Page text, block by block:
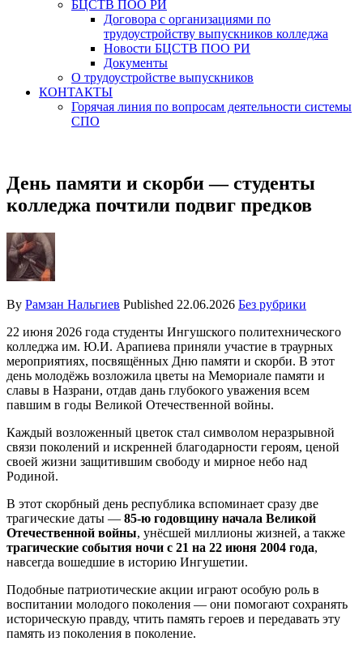
БЦСТВ ПОО РИ
Договора с организациями по
трудоустройству выпускников колледжа
Новости БЦСТВ ПОО РИ
Документы
О трудоустройстве выпускников
КОНТАКТЫ
Горячая линия по вопросам деятельности системы
СПО
День памяти и скорби — студенты
колледжа почтили подвиг предков
By Рамзан Нальгиев Published 22.06.2026 Без рубрики
22 июня 2026 года студенты Ингушского политехнического
колледжа им. Ю.И. Арапиева приняли участие в траурных
мероприятиях, посвящённых Дню памяти и скорби. В этот
день молодёжь возложила цветы на Мемориале памяти и
славы в Назрани, отдав дань глубокого уважения всем
павшим в годы Великой Отечественной войны.
Каждый возложенный цветок стал символом неразрывной
связи поколений и искренней благодарности героям, ценой
своей жизни защитившим свободу и мирное небо над
Родиной.
В этот скорбный день республика вспоминает сразу две
трагические даты — 85-ю годовщину начала Великой
Отечественной войны, унёсшей миллионы жизней, а также
трагические события ночи с 21 на 22 июня 2004 года,
навсегда вошедшие в историю Ингушетии.
Подобные патриотические акции играют особую роль в
воспитании молодого поколения — они помогают сохранять
историческую правду, чтить память героев и передавать эту
память из поколения в поколение.